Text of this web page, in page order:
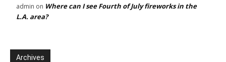
admin on Where can I see Fourth of July fireworks in the
L.A. area?
Archives